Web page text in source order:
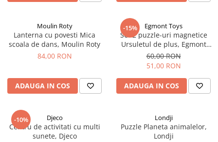
Moulin Roty
Lanterna cu povesti Mica
scoala de dans, Moulin Roty
84,00 RON
ADAUGA IN COS
-15% Egmont Toys
Set 2 puzzle-uri magnetice
Ursuletul de plus, Egmont
Toys
60,00 RON
51,00 RON
ADAUGA IN COS
-10% Djeco
Centru de activitati cu multi
sunete, Djeco
Londji
Puzzle Planeta animalelor,
Londji